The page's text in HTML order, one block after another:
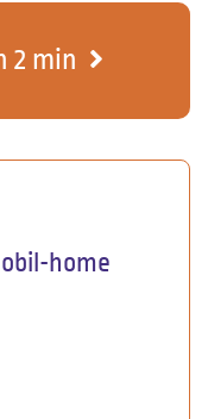
2 min
home